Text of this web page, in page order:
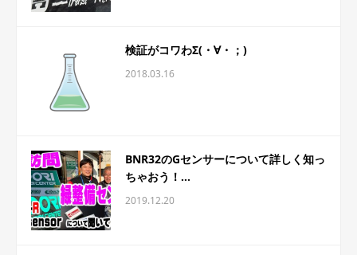
検証がコワわΣ(・∀・；)
2018.03.16
BNR32のGセンサーについて詳しく知っ
ちゃおう！...
2019.12.20